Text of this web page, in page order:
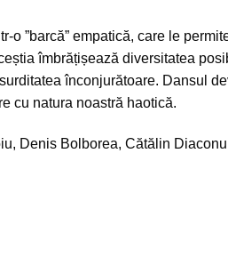
o ”barcă” empatică, care le
îmbrățișează diversitatea
înconjurătoare. Dansul
cu natura noastră haotică.
Denis Bolborea, Cătălin Diaconu